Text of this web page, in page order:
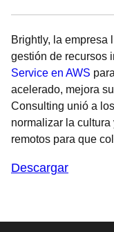
Brightly, la empresa
gestión de recursos
Service en AWS
acelerado, mejora
Consulting unió a
normalizar la
remotos para que
Descargar